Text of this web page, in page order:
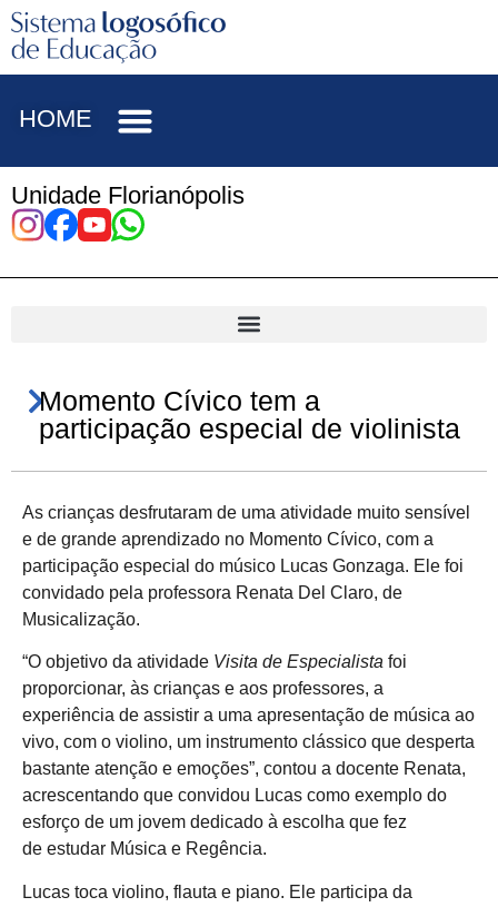
HOME
Unidade Florianópolis
Momento Cívico tem a
participação especial de violinista
As crianças desfrutaram de uma atividade muito sensível
e de grande aprendizado no Momento Cívico, com a
participação especial do músico Lucas Gonzaga. Ele foi
convidado pela professora Renata Del Claro, de
Musicalização.
“O objetivo da atividade Visita de Especialista foi
proporcionar, às crianças e aos professores, a
experiência de assistir a uma apresentação de música ao
vivo, com o violino, um instrumento clássico que desperta
bastante atenção e emoções”, contou a docente Renata,
acrescentando que convidou Lucas como exemplo do
esforço de um jovem dedicado à escolha que fez
de estudar Música e Regência.
Lucas toca violino, flauta e piano. Ele participa da